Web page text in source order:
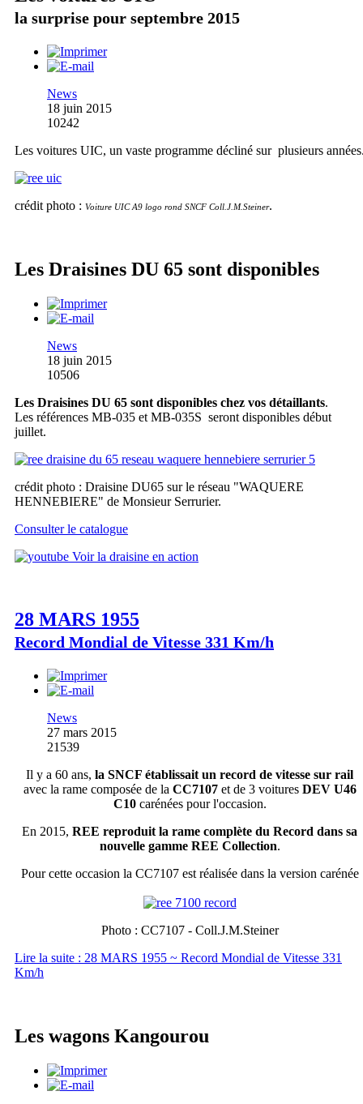
la surprise pour septembre 2015
News
18 juin 2015
10242
Les voitures UIC, un vaste programme décliné sur plusieurs
crédit photo : Voiture UIC A9 logo rond SNCF Coll.J.M.Steiner.
Les Draisines DU 65 sont disponibles
News
18 juin 2015
10506
Les Draisines DU 65 sont disponibles chez vos détaillants.
Les références MB-035 et MB-035S seront disponibles début
juillet.
crédit photo : Draisine DU65 sur le réseau "WAQUERE
HENNEBIERE" de Monsieur Serrurier.
Consulter le catalogue
Voir la draisine en action
28 MARS 1955
Record Mondial de Vitesse 331 Km/h
News
27 mars 2015
21539
Il y a 60 ans, la SNCF établissait un record de vitesse sur rail
avec la rame composée de la CC7107et de 3 voitures DEV U46
C10carénées pour l'occasion.
En 2015, REE reproduit la rame complète du Record dans sa
nouvelle gamme REE Collection.
Pour cette occasion la CC7107 est réalisée dans la version carénée
Photo : CC7107 - Coll.J.M.Steiner
Lire la suite : 28 MARS 1955 ~ Record Mondial de Vitesse 331
Km/h
Les wagons Kangourou